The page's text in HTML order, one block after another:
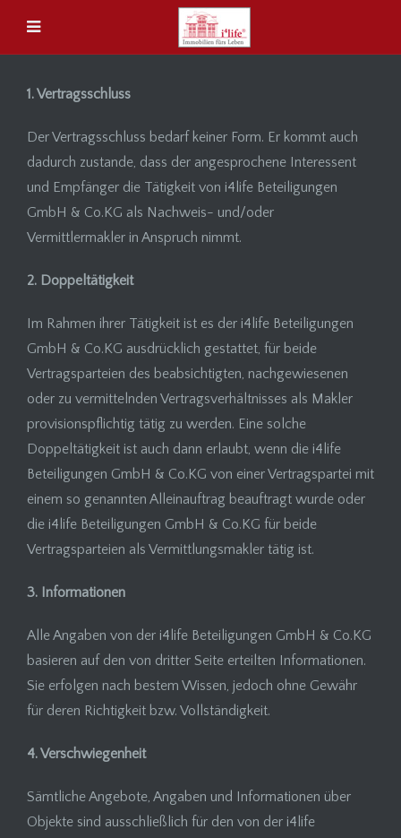
1. Vertragsschluss
Der Vertragsschluss bedarf keiner Form. Er kommt auch
dadurch zustande, dass der angesprochene Interessent
und Empfänger die Tätigkeit von i4life Beteiligungen
GmbH & Co.KG als Nachweis- und/oder
Vermittlermakler in Anspruch nimmt.
2. Doppeltätigkeit
Im Rahmen ihrer Tätigkeit ist es der i4life Beteiligungen
GmbH & Co.KG ausdrücklich gestattet, für beide
Vertragsparteien des beabsichtigten, nachgewiesenen
oder zu vermittelnden Vertragsverhältnisses als Makler
provisionspflichtig tätig zu werden. Eine solche
Doppeltätigkeit ist auch dann erlaubt, wenn die i4life
Beteiligungen GmbH & Co.KG von einer Vertragspartei mit
einem so genannten Alleinauftrag beauftragt wurde oder
die i4life Beteiligungen GmbH & Co.KG für beide
Vertragsparteien als Vermittlungsmakler tätig ist.
3. Informationen
Alle Angaben von der i4life Beteiligungen GmbH & Co.KG
basieren auf den von dritter Seite erteilten Informationen.
Sie erfolgen nach bestem Wissen, jedoch ohne Gewähr
für deren Richtigkeit bzw. Vollständigkeit.
4. Verschwiegenheit
Sämtliche Angebote, Angaben und Informationen über
Objekte sind ausschließlich für den von der i4life